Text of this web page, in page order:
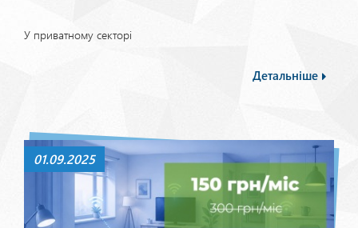
У приватному секторі
Детальніше
01.09.2025